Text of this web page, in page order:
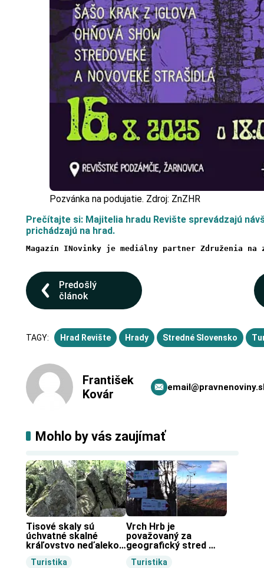
Pozvánka na podujatie. Zdroj: ZnZHR
Prečítajte si: Majitelia hradu Revište sprevádzajú
prichádzajú na hrad.
Magazín INovinky je mediálny partner Združenia na
Predošlý
článok
TAGY: Hrad Revište Hrady Stredné Slovensko
František
Kovár
Mohlo by vás zaujímať
Turistika
Tisové skaly sú
úchvatné skalné
kráľovstvo neďaleko
Turistika
Vrch Hrb je
považovaný za
geografický stred